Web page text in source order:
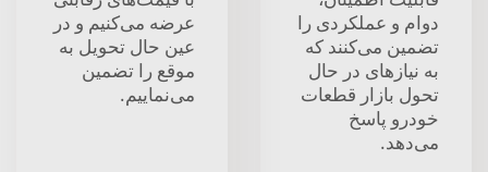
دوام و عملکردی را
تضمین می‌کنند که
به نیازهای در حال
تحول بازار قطعات
خودرو پاسخ
می‌دهد.
عرضه می‌کنیم و در
عین حال تحویل به
موقع را تضمین
می‌نماییم.